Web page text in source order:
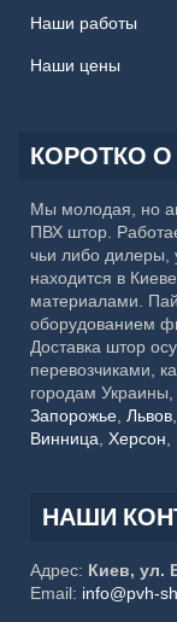
Наши работы
Наши цены
КОРОТКО
Мы молодая, но
ПВХ штор.
чьи либо дилеры,
находится в
материалами.
оборудованием
Доставка штор
перевозчиками,
городам Украины,
Запорожье Львов
Винница Херсон
Кременчуг, Луцк,
Ужгород,
НАШИ
Адрес: Киев, ул.
Email: info@pvh-